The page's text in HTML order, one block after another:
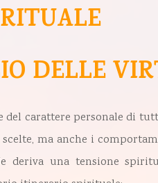
DELLE
carattere personale di
ma anche i
deriva una tensione